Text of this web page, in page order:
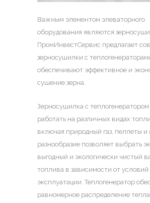
Важным элементом элеваторного
оборудования являются
ПромИнвестСервис предлагает
зерносушилки с
обеспечивают эффективное и
сушение зерна.
Зерносушилка с теплогенератором
работать на различных видах
включая природный газ, пеллеты и
разнообразие позволяет выбрать
выгодный и экологически чистый
топлива в зависимости от условий
эксплуатации. Теплогенератор
равномерное распределение